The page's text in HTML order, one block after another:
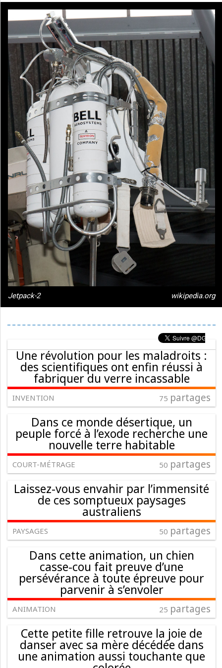
Jetpack-2 wikipedia.org
Une révolution pour les maladroits :
des scientifiques ont enfin réussi à
fabriquer du verre incassable
INVENTION 75 partages
Dans ce monde désertique, un
peuple forcé à l’exode recherche une
nouvelle terre habitable
COURT-MÉTRAGE 50 partages
Laissez-vous envahir par l’immensité
de ces somptueux paysages
australiens
PAYSAGES 50 partages
Dans cette animation, un chien
casse-cou fait preuve d’une
persévérance à toute épreuve pour
parvenir à s’envoler
ANIMATION 25 partages
Cette petite fille retrouve la joie de
danser avec sa mère décédée dans
une animation aussi touchante que